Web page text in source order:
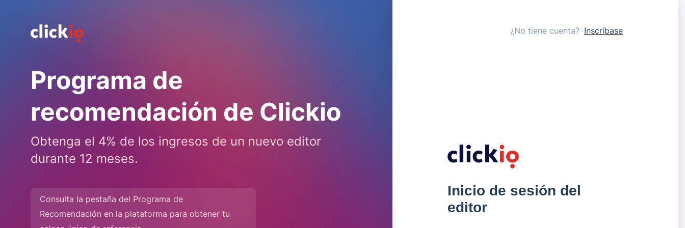
Programa de
recomendación de Clickio
Obtenga el 4% de los ingresos de un nuevo editor
durante 12 meses.
Consulta la pestaña del Programa de
Recomendación en la plataforma para obtener tu
¿No tiene cuenta? Inscríbase
Inicio de sesión del
editor